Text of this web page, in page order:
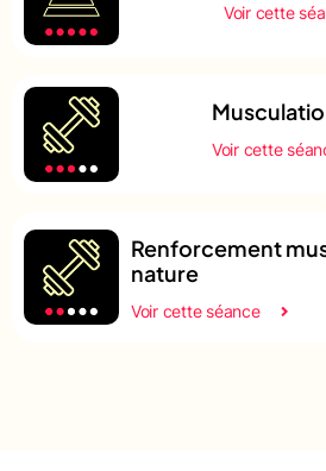
Voir cette
Voir cette
Renforcement
nature
Voir cette séance